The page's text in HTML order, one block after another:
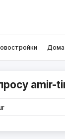
Дома
amir-